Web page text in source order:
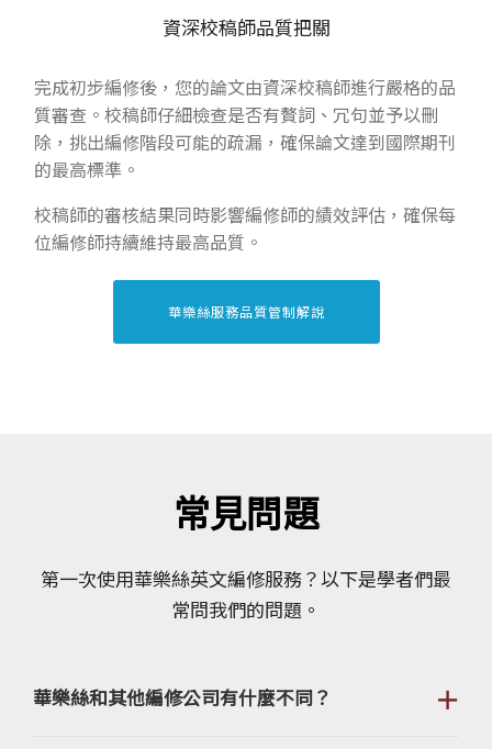
資深校稿師品質把關
完成初步編修後，您的論文由資深校稿師進行嚴格的品
質審查。校稿師仔細檢查是否有贅詞、冗句並予以刪
除，挑出編修階段可能的疏漏，確保論文達到國際期刊
的最高標準。
校稿師的審核結果同時影響編修師的績效評估，確保每
位編修師持續維持最高品質。
華樂絲服務品質管制解說
常見問題
第一次使用華樂絲英文編修服務？以下是學者們最
常問我們的問題。
華樂絲和其他編修公司有什麼不同？ ＋